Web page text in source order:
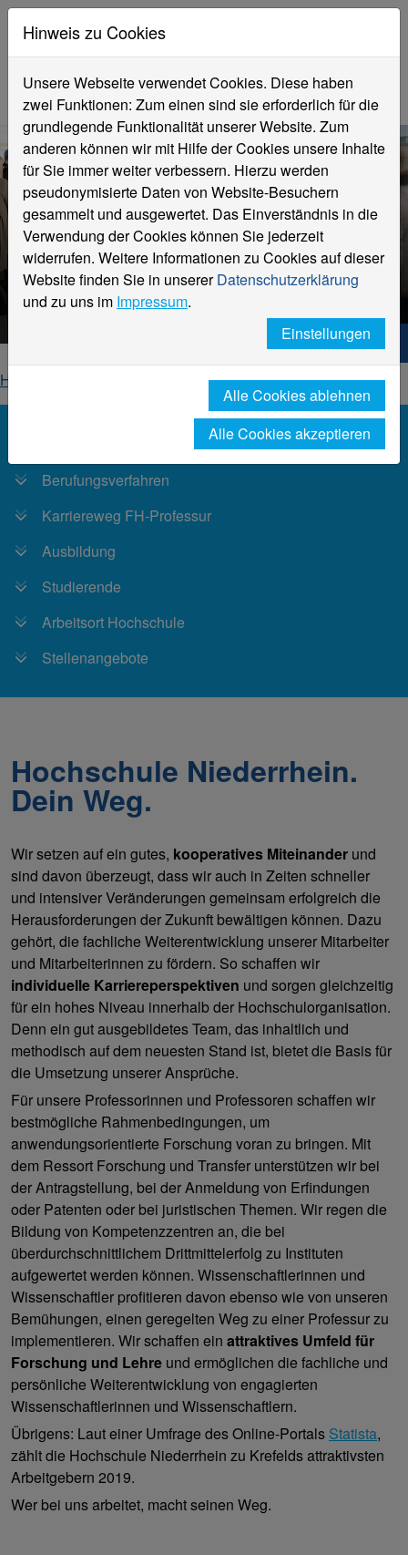
Arbeiten an der Hochschule
Hochschule Niederrhein. Dein Weg.
Home
Arbeiten an der Hochschule
Angebote für Beschäftigte
Berufungsverfahren
Karriereweg FH-Professur
Ausbildung
Studierende
Arbeitsort Hochschule
Stellenangebote
Hochschule Niederrhein.
Dein Weg.
Wir setzen auf ein gutes, kooperatives Miteinander und
sind davon überzeugt, dass wir auch in Zeiten schneller
und intensiver Veränderungen gemeinsam erfolgreich die
Herausforderungen der Zukunft bewältigen können. Dazu
gehört, die fachliche Weiterentwicklung unserer Mitarbeiter
und Mitarbeiterinnen zu fördern. So schaffen wir
individuelle Karriereperspektiven und sorgen gleichzeitig
für ein hohes Niveau innerhalb der Hochschulorganisation.
Denn ein gut ausgebildetes Team, das inhaltlich und
methodisch auf dem neuesten Stand ist, bietet die Basis für
die Umsetzung unserer Ansprüche.
Für unsere Professorinnen und Professoren schaffen wir
bestmögliche Rahmenbedingungen, um
anwendungsorientierte Forschung voran zu bringen. Mit
dem Ressort Forschung und Transfer unterstützen wir bei
der Antragstellung, bei der Anmeldung von Erfindungen
oder Patenten oder bei juristischen Themen. Wir regen die
Bildung von Kompetenzzentren an, die bei
überdurchschnittlichem Drittmittelerfolg zu Instituten
aufgewertet werden können. Wissenschaftlerinnen und
Wissenschaftler profitieren davon ebenso wie von unseren
Bemühungen, einen geregelten Weg zu einer Professur zu
implementieren. Wir schaffen ein attraktives Umfeld für
Forschung und Lehre und ermöglichen die fachliche und
persönliche Weiterentwicklung von engagierten
Wissenschaftlerinnen und Wissenschaftlern.
Übrigens: Laut einer Umfrage des Online-Portals Statista,
zählt die Hochschule Niederrhein zu Krefelds attraktivsten
Arbeitgebern 2019.
Wer bei uns arbeitet, macht seinen Weg.
Hinweis zu Cookies
Unsere Webseite verwendet Cookies. Diese haben
zwei Funktionen: Zum einen sind sie erforderlich für die
grundlegende Funktionalität unserer Website. Zum
anderen können wir mit Hilfe der Cookies unsere Inhalte
für Sie immer weiter verbessern. Hierzu werden
pseudonymisierte Daten von Website-Besuchern
gesammelt und ausgewertet. Das Einverständnis in die
Verwendung der Cookies können Sie jederzeit
widerrufen. Weitere Informationen zu Cookies auf dieser
Website finden Sie in unsererDatenschutzerklärung
und zu uns im Impressum.
Einstellungen
Alle Cookies ablehnen
Alle Cookies akzeptieren